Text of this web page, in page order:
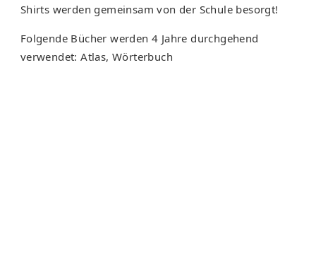
Shirts werden gemeinsam von der Schule besorgt!
Folgende Bücher werden 4 Jahre durchgehend
verwendet: Atlas, Wörterbuch